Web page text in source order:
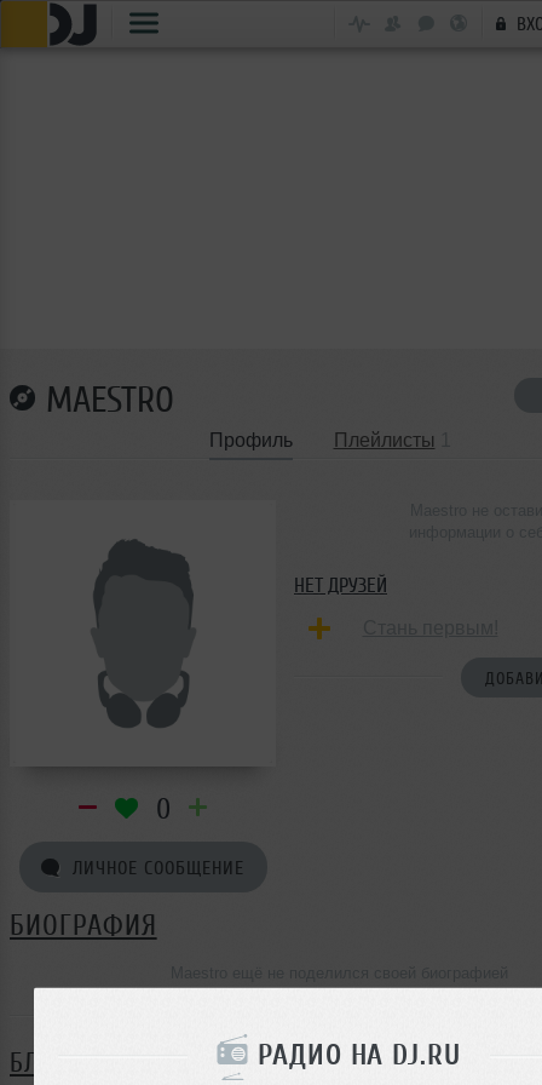
РАДИО НА DJ.RU
MAESTRO
Профиль Плейлисты
0
ЛИЧНОЕ СООБЩЕНИЕ
НЕТ ДРУЗЕЙ
БИОГРАФИЯ
БЛОГ